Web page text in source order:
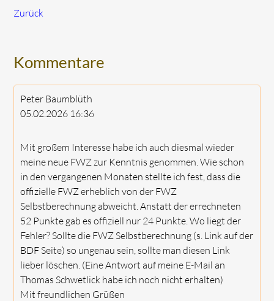
Zurück
Kommentare
Peter Baumblüth
05.02.2026 16:36
Mit großem Interesse habe ich auch diesmal wieder
meine neue FWZ zur Kenntnis genommen. Wie schon
in den vergangenen Monaten stellte ich fest, dass die
offizielle FWZ erheblich von der FWZ
Selbstberechnung abweicht. Anstatt der errechneten
52 Punkte gab es offiziell nur 24 Punkte. Wo liegt der
Fehler? Sollte die FWZ Selbstberechnung (s. Link auf der
BDF Seite) so ungenau sein, sollte man diesen Link
lieber löschen. (Eine Antwort auf meine E-Mail an
Thomas Schwetlick habe ich noch nicht erhalten)
Mit freundlichen Grüßen